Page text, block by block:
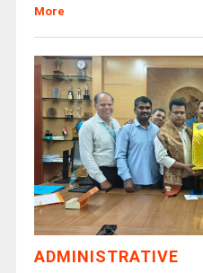
More
ADMINISTRATIVE